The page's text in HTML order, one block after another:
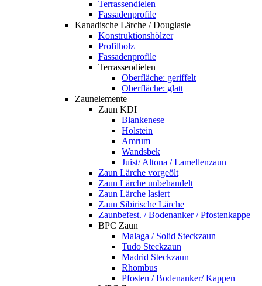
Terrassendielen
Fassadenprofile
Kanadische Lärche / Douglasie
Konstruktionshölzer
Profilholz
Fassadenprofile
Terrassendielen
Oberfläche: geriffelt
Oberfläche: glatt
Zaunelemente
Zaun KDI
Blankenese
Holstein
Amrum
Wandsbek
Juist/ Altona / Lamellenzaun
Zaun Lärche vorgeölt
Zaun Lärche unbehandelt
Zaun Lärche lasiert
Zaun Sibirische Lärche
Zaunbefest. / Bodenanker / Pfostenkappe
BPC Zaun
Malaga / Solid Steckzaun
Tudo Steckzaun
Madrid Steckzaun
Rhombus
Pfosten / Bodenanker/ Kappen